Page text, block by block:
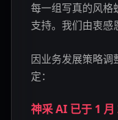
每一组写真的风格
支持。我们由衷感
因业务发展策略调
定：
神采 AI 已于 1